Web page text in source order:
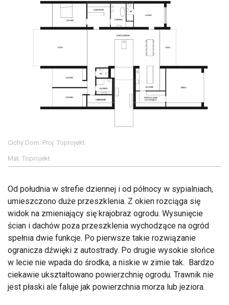
Cichy Dom. Proj. Toprojekt
Mat. Toprojekt
Od południa w strefie dziennej i od północy w sypialniach,
umieszczono duże przeszklenia. Z okien rozciąga się
widok na zmieniający się krajobraz ogrodu. Wysunięcie
ścian i dachów poza przeszklenia wychodzące na ogród
spełnia dwie funkcje. Po pierwsze takie rozwiązanie
ogranicza dźwięki z autostrady. Po drugie wysokie słońce
w lecie nie wpada do środka, a niskie w zimie tak. Bardzo
ciekawie ukształtowano powierzchnię ogrodu. Trawnik nie
jest płaski ale faluje jak powierzchnia morza lub jeziora.